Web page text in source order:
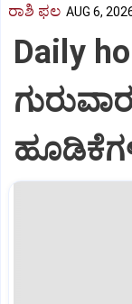
ರಾಶಿ ಫಲ AUG 6,
Daily